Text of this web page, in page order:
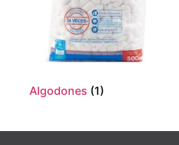
Algodones (1)